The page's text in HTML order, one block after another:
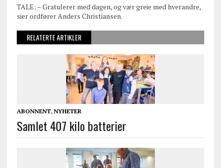
TALE: – Gratulerer med dagen, og vær greie med hverandre,
sier ordfører Anders Christiansen.
RELATERTE ARTIKLER
ABONNENT, NYHETER
Samlet 407 kilo batterier